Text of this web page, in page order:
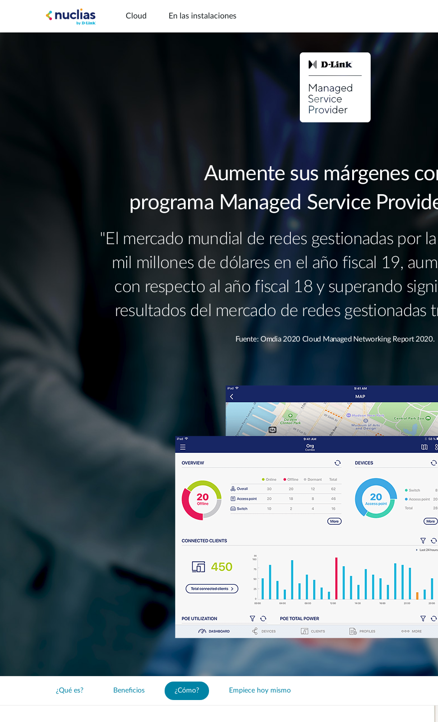
Cloud En las instalaciones
Aumente sus márgenes
programa Managed Service
"El mercado mundial de redes gestionadas por
mil millones de dólares en el año fiscal 19,
con respecto al año fiscal 18 y superando
resultados del mercado de redes gestionadas
Fuente: Omdia 2020 Cloud Managed Networking Report 2020.
¿Qué es? Beneficios ¿Cómo? Empiece hoy mismo